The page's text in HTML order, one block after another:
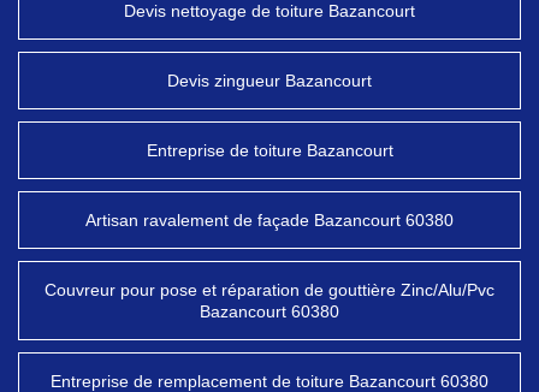
Devis nettoyage de toiture Bazancourt
Devis zingueur Bazancourt
Entreprise de toiture Bazancourt
Artisan ravalement de façade Bazancourt 60380
Couvreur pour pose et réparation de gouttière Zinc/Alu/Pvc
Bazancourt 60380
Entreprise de remplacement de toiture Bazancourt 60380